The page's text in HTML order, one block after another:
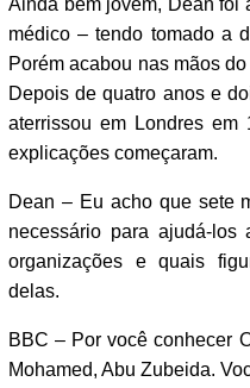
médico – tendo tomado a
Porém acabou nas mãos
Depois de quatro anos e
aterrissou em Londres
explicações começaram.
Dean – Eu acho que sete
necessário para ajudá-
organizações e quais
delas.
BBC – Por você conhecer
Mohamed, Abu Zubeida.